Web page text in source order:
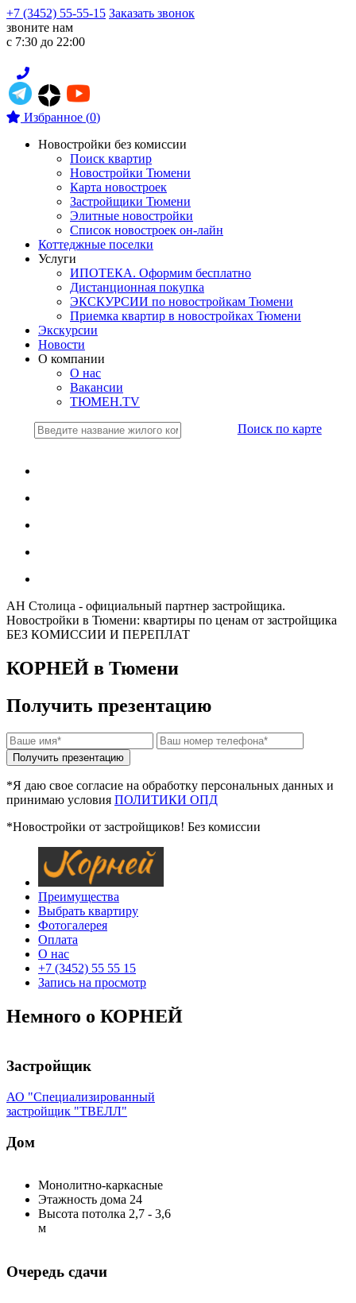
+7 (3452) 55-55-15 Заказать звонок
звоните нам
с 7:30 до 22:00
Избранное (0)
Новостройки без комиссии
Поиск квартир
Новостройки Тюмени
Карта новостроек
Застройщики Тюмени
Элитные новостройки
Список новостроек он-лайн
Коттеджные поселки
Услуги
ИПОТЕКА. Оформим бесплатно
Дистанционная покупка
ЭКСКУРСИИ по новостройкам Тюмени
Приемка квартир в новостройках Тюмени
Экскурсии
Новости
О компании
О нас
Вакансии
ТЮМЕН.TV
Поиск по карте
АН Столица - официальный партнер застройщика.
Новостройки в Тюмени: квартиры по ценам от застройщика
БЕЗ КОМИССИИ И ПЕРЕПЛАТ
КОРНЕЙ в Тюмени
Получить презентацию
*Я даю свое согласие на обработку персональных данных и
принимаю условия ПОЛИТИКИ ОПД
*Новостройки от застройщиков! Без комиссии
Преимущества
Выбрать квартиру
Фотогалерея
Оплата
О нас
+7 (3452) 55 55 15
Запись на просмотр
Немного о КОРНЕЙ
Застройщик
АО "Специализированный
застройщик "ТВЕЛЛ"
Дом
Монолитно-каркасные
Этажность дома 24
Высота потолка 2,7 - 3,6
м
Очередь сдачи